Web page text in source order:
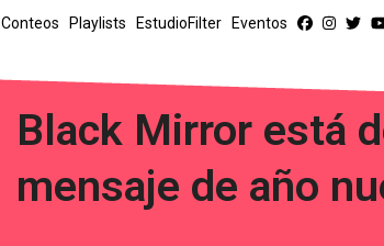
Conteos Playlists EstudioFilter Eventos
Black Mirror está
mensaje de año